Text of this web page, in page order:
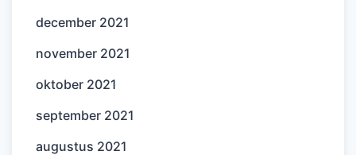
december 2021
november 2021
oktober 2021
september 2021
augustus 2021